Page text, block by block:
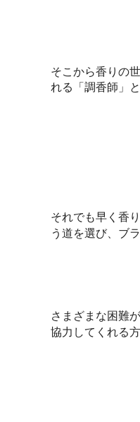
そこから香りの
れる「調香師」
それでも早く香
う道を選び、ブ
さまざまな困難
協力してくれる